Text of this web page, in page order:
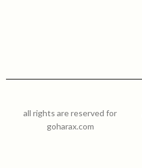
all rights are reserved for
goharax.com